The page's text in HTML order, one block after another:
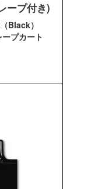
ープ付き)
Black）
プカート